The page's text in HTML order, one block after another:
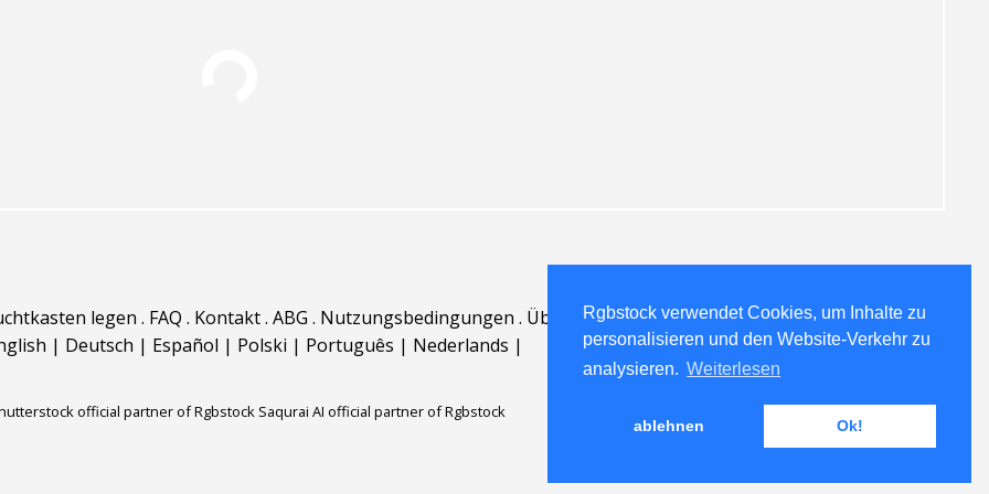
Rgbstock verwendet Cookies, um Inhalte zu
personalisieren und den Website-Verkehr zu
analysieren. Weiterlesen
ablehnen Ok!
legen . FAQ . Kontakt. ABG . Nutzungsbedingungen . Über
| Deutsch | Español | Polski | Português | Nederlands |
official partner of Rgbstock Saqurai AI official partner of Rgbstock